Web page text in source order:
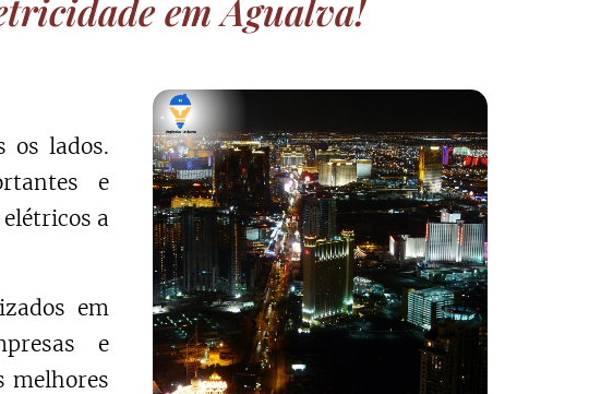
em Agualva!
os lados.
e
a
em
e
melhores